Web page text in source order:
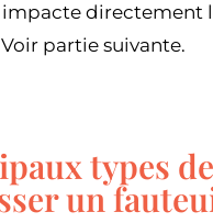
impacte directement
partie suivante.
types
un